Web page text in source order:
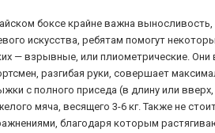
боксе крайне важна
искусства, ребятам помогут
— взрывные, или плиометрические.
разгибая руки, совершает
с полного приседа (в длину или
мяча, весящего 3-6 кг. Также не
благодаря которым